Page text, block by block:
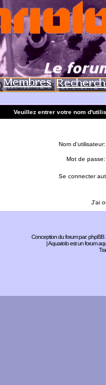
Veuillez entrer votre nom
Nom d'utilisateur:
Mot de passe:
Se connecter
J'ai
Conception du forum par:phpBB
| Aquariolo est un forum